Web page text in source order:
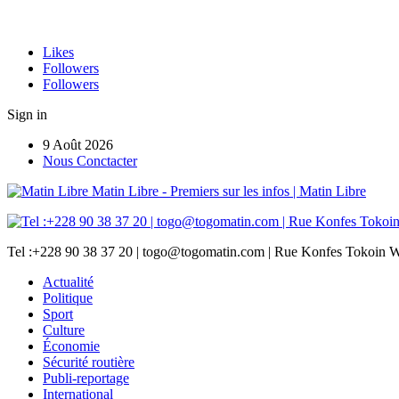
Likes
Followers
Followers
Sign in
9 Août 2026
Nous Conctacter
Matin Libre - Premiers sur les infos | Matin Libre
Tel :+228 90 38 37 20 | togo@togomatin.com | Rue Konfes Tokoin
Actualité
Politique
Sport
Culture
Économie
Sécurité routière
Publi-reportage
International